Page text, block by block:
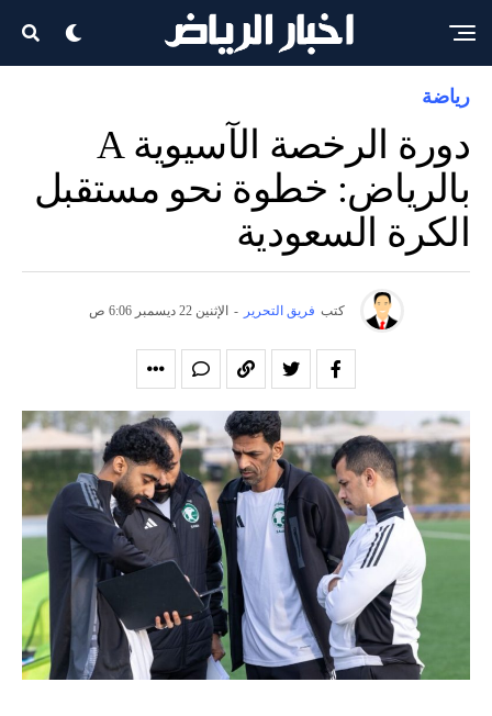
رياضة
دورة الرخصة الآسيوية A
بالرياض: خطوة نحو مستقبل
الكرة السعودية
كتب فريق التحرير - الإثنين 22 ديسمبر 6:06 ص